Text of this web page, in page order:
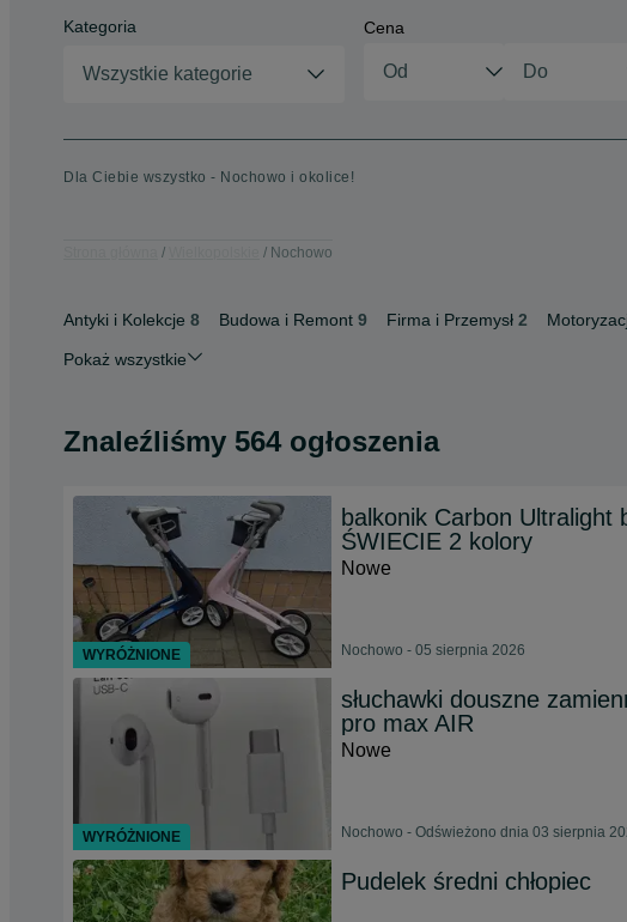
Kategoria
Wszystkie kategorie
Cena
Dla Ciebie wszystko - Nochowo i okolice!
Nochowo
Antyki i Kolekcje 8 Budowa i Remont 9 Firma i Przemysł 2
Pokaż wszystkie
Znaleźliśmy 564 ogłoszenia
balkonik Carbon Ultralight
ŚWIECIE 2 kolory
Nowe
Nochowo - 05 sierpnia 2026
słuchawki douszne
pro max AIR
Nowe
Nochowo - Odświeżono dnia 03 sierpnia
Pudelek średni chłopiec
WYRÓŻNIONE
WYRÓŻNIONE